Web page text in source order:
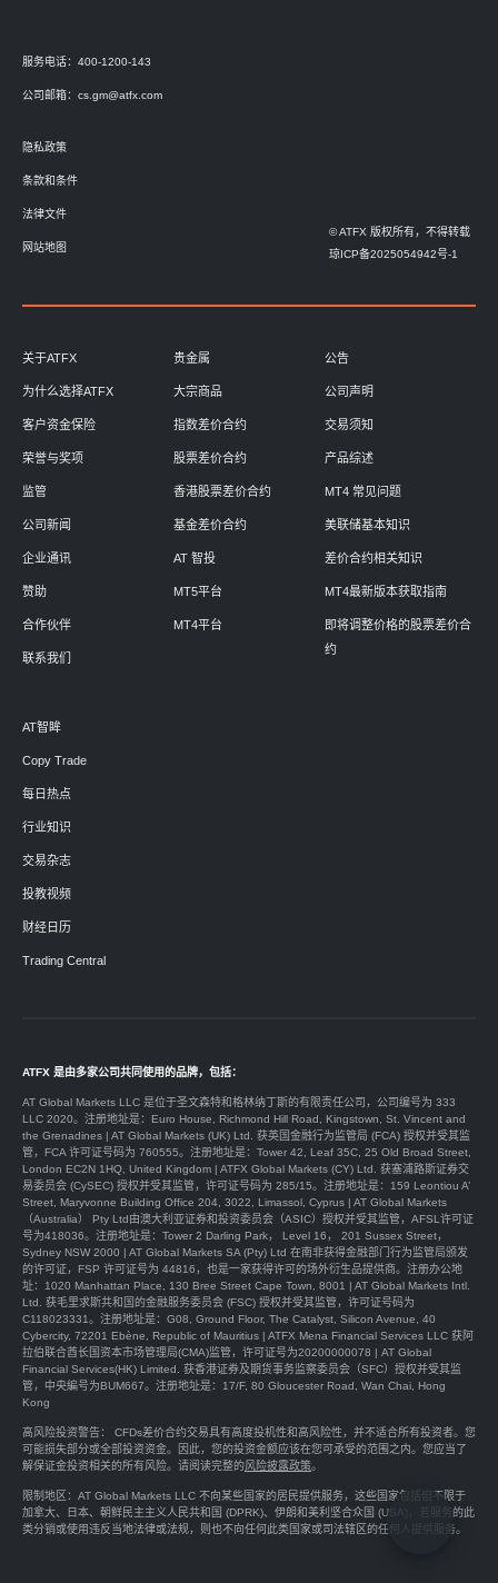
服务电话：400-1200-143
公司邮箱： cs.gm@atfx.com
隐私政策
条款和条件
法律文件
网站地图
© ATFX 版权所有，不得转载
琼ICP备2025054942号-1
关于ATFX
为什么选择ATFX
客户资金保险
荣誉与奖项
监管
公司新闻
企业通讯
赞助
合作伙伴
联系我们
贵金属
大宗商品
指数差价合约
股票差价合约
香港股票差价合约
基金差价合约
AT 智投
MT5平台
MT4平台
公告
公司声明
交易须知
产品综述
MT4 常见问题
美联储基本知识
差价合约相关知识
MT4最新版本获取指南
即将调整价格的股票差价合
约
AT智眸
Copy Trade
每日热点
行业知识
交易杂志
投教视频
财经日历
Trading Central
ATFX 是由多家公司共同使用的品牌，包括：
AT Global Markets LLC 是位于圣文森特和格林纳丁斯的有限责任公司，公司编号为 333
LLC 2020。注册地址是：Euro House, Richmond Hill Road, Kingstown, St. Vincent and
the Grenadines | AT Global Markets (UK) Ltd. 获英国金融行为监管局 (FCA) 授权并受其监
管，FCA 许可证号码为 760555。注册地址是：Tower 42, Leaf 35C, 25 Old Broad Street,
London EC2N 1HQ, United Kingdom | ATFX Global Markets (CY) Ltd. 获塞浦路斯证券交
易委员会 (CySEC) 授权并受其监管，许可证号码为 285/15。注册地址是：159 Leontiou A’
Street, Maryvonne Building Office 204, 3022, Limassol, Cyprus | AT Global Markets
（Australia） Pty Ltd由澳大利亚证券和投资委员会（ASIC）授权并受其监管，AFSL许可证
号为418036。注册地址是：Tower 2 Darling Park， Level 16， 201 Sussex Street，
Sydney NSW 2000 | AT Global Markets SA (Pty) Ltd 在南非获得金融部门行为监管局颁发
的许可证，FSP 许可证号为 44816，也是一家获得许可的场外衍生品提供商。注册办公地
址：1020 Manhattan Place, 130 Bree Street Cape Town, 8001 | AT Global Markets Intl.
Ltd. 获毛里求斯共和国的金融服务委员会 (FSC) 授权并受其监管，许可证号码为
C118023331。注册地址是：G08, Ground Floor, The Catalyst, Silicon Avenue, 40
Cybercity, 72201 Ebène, Republic of Mauritius | ATFX Mena Financial Services LLC 获阿
拉伯联合酋长国资本市场管理局(CMA)监管，许可证号为20200000078 | AT Global
Financial Services(HK) Limited. 获香港证券及期货事务监察委员会（SFC）授权并受其监
管，中央編号为BUM667。注册地址是：17/F, 80 Gloucester Road, Wan Chai, Hong
Kong
高风险投资警告： CFDs差价合约交易具有高度投机性和高风险性，并不适合所有投资者。您
可能损失部分或全部投资资金。因此，您的投资金额应该在您可承受的范围之内。您应当了
解保证金投资相关的所有风险。请阅读完整的风险披露政策。
限制地区：AT Global Markets LLC 不向某些国家的居民提供服务，这些国家包括但不限于
加拿大、日本、朝鲜民主主义人民共和国 (DPRK)、伊朗和美利坚合众国 (USA)，若服务的此
类分销或使用违反当地法律或法规，则也不向任何此类国家或司法辖区的任何人提供服务。